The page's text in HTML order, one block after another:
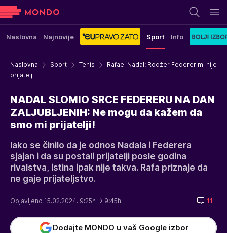
Naslovna Najnovije Sport Info
Naslovna Sport Tenis
Rafael Nadal: Rodžer Federer mi nije
prijatelj
NADAL SLOMIO SRCE FEDERERU NA DAN
ZALJUBLJENIH: Ne mogu da kažem da
smo mi prijatelji!
Iako se činilo da je odnos Nadala i Federera
sjajan i da su postali prijatelji posle godina
rivalstva, istina ipak nije takva. Rafa priznaje da
ne gaje prijateljstvo.
Objavljeno 15.02.2024. 9:25h → 9:45h 11
Dodajte MONDO u vaš Google izbor